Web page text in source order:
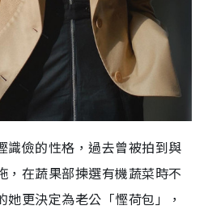
識儉的性格，過去曾被拍到與
，在蔬果部揀選有機蔬菜時不
更決定為老公「慳荷包」，